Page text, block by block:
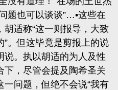
题也可以谈谈”…•这些在
适称“这一则报导，大致
。但这毕竟是剪报上的说
说。执以胡适的为人及性
下，尽管会提及陶希圣关
问题，但绝不会说“我有